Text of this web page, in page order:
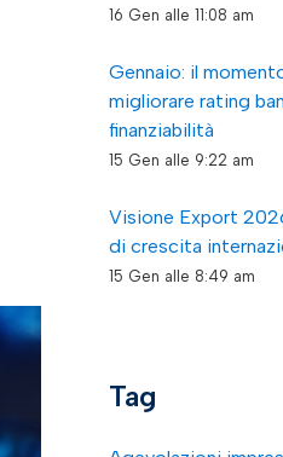
16 Gen alle 11:08 am
Gennaio: il
migliorare rating
finanziabilità
15 Gen alle 9:22 am
Visione Export
di crescita
15 Gen alle 8:49 am
Tag